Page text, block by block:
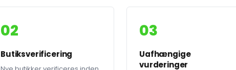
02
Butiksverificering
03
Uafhængige
vurderinger